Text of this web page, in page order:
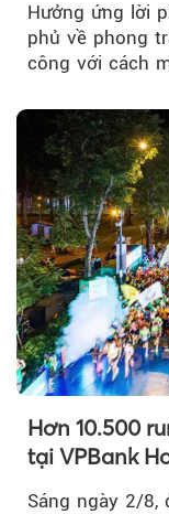
Hưởng ứng lời
phủ về phong
công với cách
Hơn 10.500
tại VPBank
Sáng ngày 2/8,